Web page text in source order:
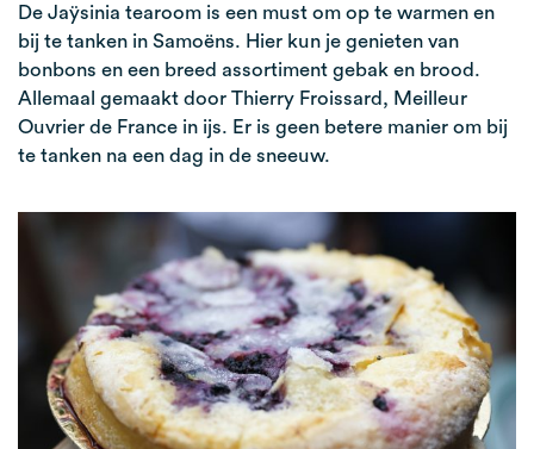
De Jaÿsinia tearoom is een must om op te warmen en
bij te tanken in Samoëns. Hier kun je genieten van
bonbons en een breed assortiment gebak en brood.
Allemaal gemaakt door Thierry Froissard, Meilleur
Ouvrier de France in ijs. Er is geen betere manier om bij
te tanken na een dag in de sneeuw.